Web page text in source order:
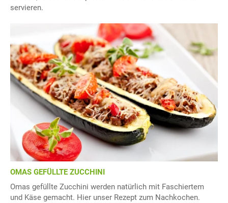
servieren.
OMAS GEFÜLLTE ZUCCHINI
Omas gefüllte Zucchini werden natürlich mit Faschiertem
und Käse gemacht. Hier unser Rezept zum Nachkochen.